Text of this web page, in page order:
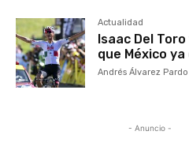
Actualidad
Isaac Del
que México
Andrés Álvarez Pardo
- Anuncio -